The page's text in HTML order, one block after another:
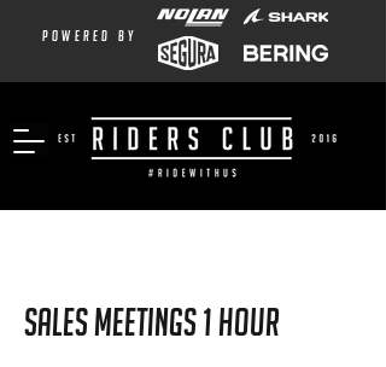
powered by
Sales Meetings 1 hour